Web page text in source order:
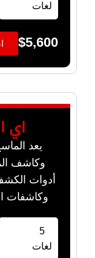
لغات
$5,600
اي
وكاشف
وكاشفات
5
لغات